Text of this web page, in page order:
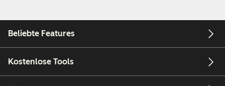
Beliebte Features
Kostenlose Tools